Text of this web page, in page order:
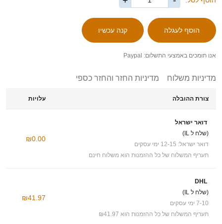
אנו תומכים באמצעי התשלום: Paypal
מדיניות משלוח מדיניות החזר והחזר כספי
צורת ההובלה עלויות
דואר ישראל
(שלח ל IL)
דואר ישראל: 12-15 ימי עסקים
תעריף המשלוח של כל ההזמנות הוא משלוח חינם
₪0.00
DHL
(שלח ל IL)
7-10 ימי עסקים
תעריף המשלוח של כל ההזמנות הוא ₪41.97
₪41.97